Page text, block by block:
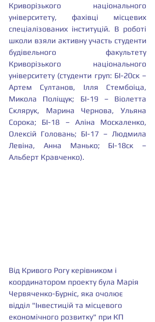
Криворізького національного
університету, фахівці місцевих
спеціалізованих інституцій. В роботі
школи взяли активну участь студенти
будівельного факультету
Криворізького національного
університету (студенти груп: БІ-20ск –
Артем Султанов, Ілля Стембоіца,
Микола Поліщук; БІ-19 – Віолетта
Склярук, Марина Чернова, Ульяна
Сорока; БІ-18 – Аліна Москаленко,
Олексій Головань; БІ-17 – Людмила
Левіна, Анна Манько; БІ-18ск –
Альберт Кравченко).
Від Кривого Рогу керівником і
координатором проекту була Марія
Червяченко-Бурніс, яка очолює
відділ "Інвестицій та місцевого
економічного розвитку" при КП